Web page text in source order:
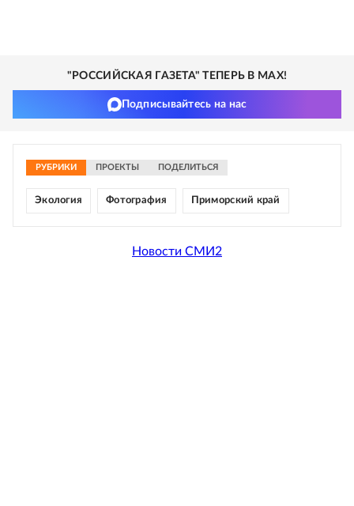
"РОССИЙСКАЯ ГАЗЕТА" ТЕПЕРЬ В MAX!
Подписывайтесь на нас
РУБРИКИ ПРОЕКТЫ ПОДЕЛИТЬСЯ
Экология Фотография Приморский край
Новости СМИ2